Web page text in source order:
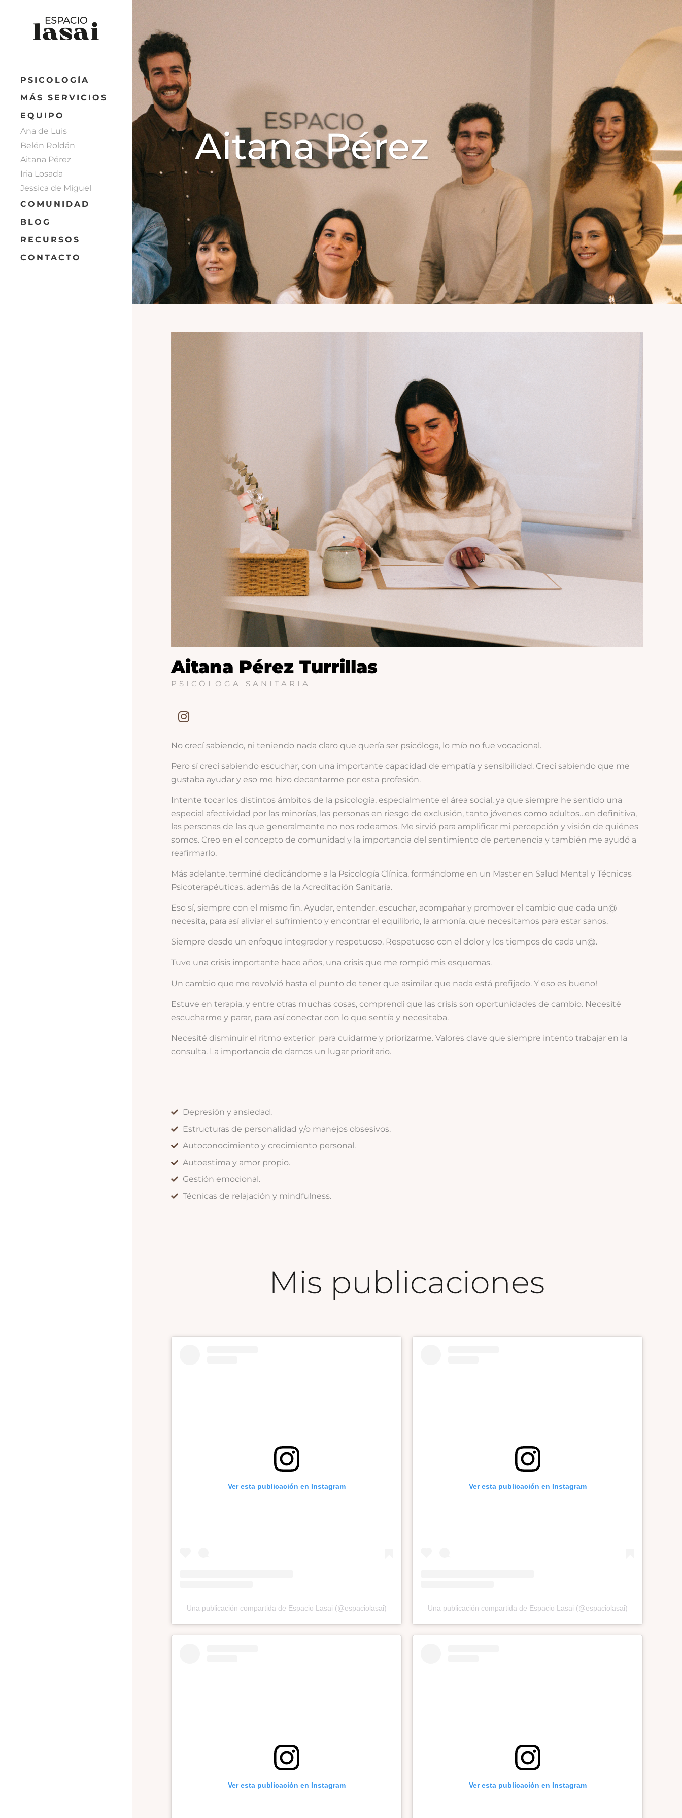
PSICOLOGÍA
MÁS SERVICIOS
EQUIPO
Ana de Luis
Belén Roldán
Aitana Pérez
Iria Losada
Jessica de Miguel
COMUNIDAD
BLOG
RECURSOS
CONTACTO
Aitana Pérez
Aitana Pérez Turrillas
PSICÓLOGA SANITARIA
No crecí sabiendo, ni teniendo nada claro que quería ser psicóloga, lo mío no fue vocacional.
Pero sí crecí sabiendo escuchar, con una importante capacidad de empatía y sensibilidad. Crecí sabiendo que me
gustaba ayudar y eso me hizo decantarme por esta profesión.
Intente tocar los distintos ámbitos de la psicología, especialmente el área social, ya que siempre he sentido una
especial afectividad por las minorías, las personas en riesgo de exclusión, tanto jóvenes como adultos…en definitiva,
las personas de las que generalmente no nos rodeamos. Me sirvió para amplificar mi percepción y visión de quiénes
somos. Creo en el concepto de comunidad y la importancia del sentimiento de pertenencia y también me ayudó a
reafirmarlo.
Más adelante, terminé dedicándome a la Psicología Clínica, formándome en un Master en Salud Mental y Técnicas
Psicoterapéuticas, además de la Acreditación Sanitaria.
Eso sí, siempre con el mismo fin. Ayudar, entender, escuchar, acompañar y promover el cambio que cada un@
necesita, para así aliviar el sufrimiento y encontrar el equilibrio, la armonía, que necesitamos para estar sanos.
Siempre desde un enfoque integrador y respetuoso. Respetuoso con el dolor y los tiempos de cada un@.
Tuve una crisis importante hace años, una crisis que me rompió mis esquemas.
Un cambio que me revolvió hasta el punto de tener que asimilar que nada está prefijado. Y eso es bueno!
Estuve en terapia, y entre otras muchas cosas, comprendí que las crisis son oportunidades de cambio. Necesité
escucharme y parar, para así conectar con lo que sentía y necesitaba.
Necesité disminuir el ritmo exterior para cuidarme y priorizarme. Valores clave que siempre intento trabajar en la
consulta. La importancia de darnos un lugar prioritario.
Depresión y ansiedad.
Estructuras de personalidad y/o manejos obsesivos.​
Autoconocimiento y crecimiento personal.​
Autoestima y amor propio.​
Gestión emocional.​
Técnicas de relajación y mindfulness.​
Mis publicaciones
Ver esta publicación en Instagram
Una publicación compartida de Espacio Lasai (@espaciolasai)
Ver esta publicación en Instagram
Una publicación compartida de Espacio Lasai (@espaciolasai)
Ver esta publicación en Instagram Ver esta publicación en Instagram